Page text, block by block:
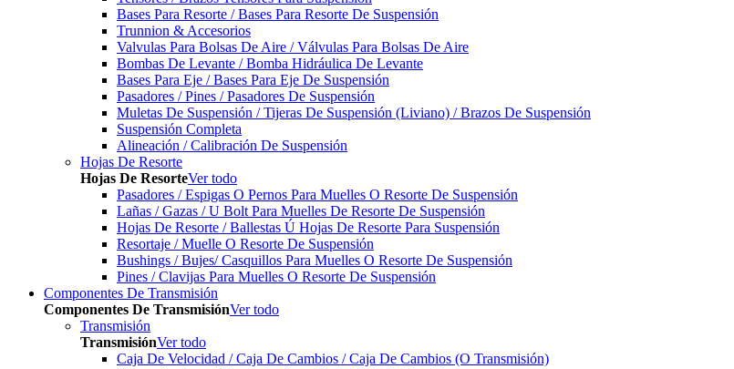
Bases Para Resorte / Bases Para Resorte De Suspensión
Trunnion & Accesorios
Valvulas Para Bolsas De Aire / Válvulas Para Bolsas De Aire
Bombas De Levante / Bomba Hidráulica De Levante
Bases Para Eje / Bases Para Eje De Suspensión
Pasadores / Pines / Pasadores De Suspensión
Muletas De Suspensión / Tijeras De Suspensión (Liviano) / Brazos De Suspensión
Suspensión Completa
Alineación / Calibración De Suspensión
Hojas De Resorte
Hojas De ResorteVer todo
Pasadores / Espigas O Pernos Para Muelles O Resorte De Suspensión
Lañas / Gazas / U Bolt Para Muelles De Resorte De Suspensión
Hojas De Resorte / Ballestas Ú Hojas De Resorte Para Suspensión
Resortaje / Muelle O Resorte De Suspensión
Bushings / Bujes/ Casquillos Para Muelles O Resorte De Suspensión
Pines / Clavijas Para Muelles O Resorte De Suspensión
Componentes De Transmisión
Componentes De TransmisiónVer todo
Transmisión
TransmisiónVer todo
Caja De Velocidad / Caja De Cambios / Caja De Cambios (O Transmisión)